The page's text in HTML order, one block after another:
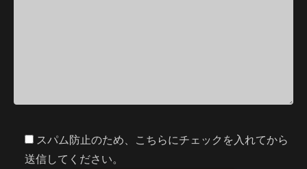
スパム防止のため、こちらにチェックを入れてから
送信してください。